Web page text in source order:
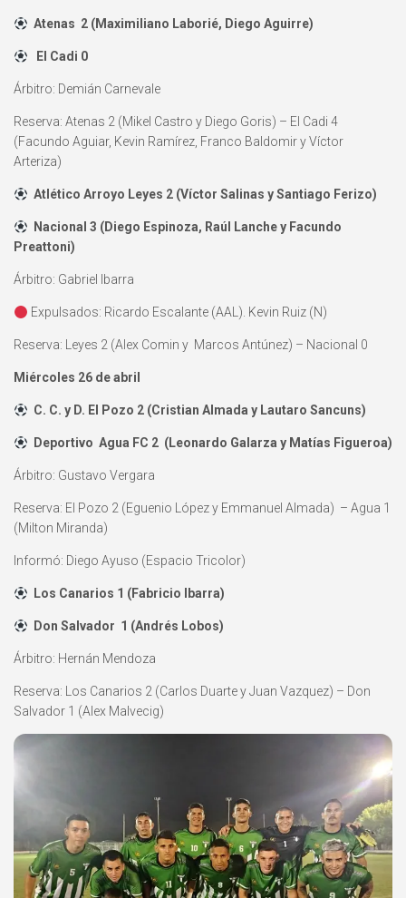
Atenas 2 (Maximiliano Laborié, Diego Aguirre)
El Cadi 0
Árbitro: Demián Carnevale
Reserva: Atenas 2 (Mikel Castro y Diego Goris) – El Cadi 4
(Facundo Aguiar, Kevin Ramírez, Franco Baldomir y Víctor
Arteriza)
Atlético Arroyo Leyes 2 (Víctor Salinas y Santiago Ferizo)
Nacional 3 (Diego Espinoza, Raúl Lanche y Facundo
Preattoni)
Árbitro: Gabriel Ibarra
Expulsados: Ricardo Escalante (AAL). Kevin Ruiz (N)
Reserva: Leyes 2 (Alex Comin y Marcos Antúnez) – Nacional 0
Miércoles 26 de abril
C. C. y D. El Pozo 2 (Cristian Almada y Lautaro Sancuns)
Deportivo Agua FC 2 (Leonardo Galarza y Matías Figueroa)
Árbitro: Gustavo Vergara
Reserva: El Pozo 2 (Eguenio López y Emmanuel Almada) – Agua 1
(Milton Miranda)
Informó: Diego Ayuso (Espacio Tricolor)
Los Canarios 1 (Fabricio Ibarra)
Don Salvador 1 (Andrés Lobos)
Árbitro: Hernán Mendoza
Reserva: Los Canarios 2 (Carlos Duarte y Juan Vazquez) – Don
Salvador 1 (Alex Malvecig)